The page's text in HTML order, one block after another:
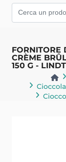
FORNITORE
CRÈME
150 G -